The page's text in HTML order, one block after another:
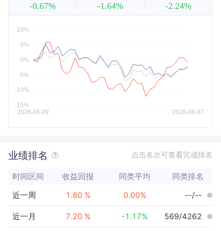
近5年
-0.67% -1.64% -2.24%
业绩排名 点击名次可查看完成排名
时间区间 收益回报 同类平均 同类排名
近一周 1.80 % 0.00% --/--
近一月 7.20 % -1.17% 569/4262